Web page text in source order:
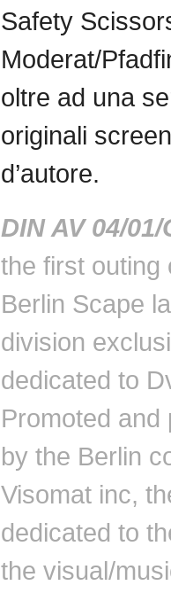
Safety
Moderat/
oltre ad una
originali
d’autore.
DIN AV 04/01/
the first outing
Berlin Scape
division
dedicated to
Promoted and
by the Berlin
Visomat inc,
dedicated to
the visual/